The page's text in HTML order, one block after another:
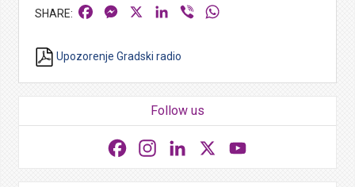
FacebookMessengerLinkedIn
Viber
Upozorenje Gradski radio
Follow us
FacebookInstagramLinkedIn